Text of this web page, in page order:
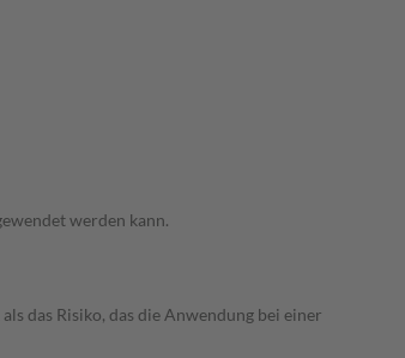
werden kann.
das Risiko, das die Anwendung bei einer